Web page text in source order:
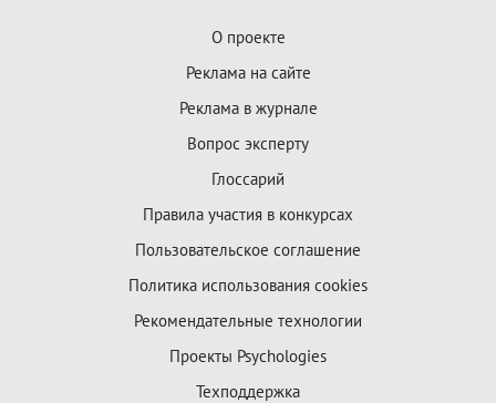
О проекте
Реклама на сайте
Реклама в журнале
Вопрос эксперту
Глоссарий
Правила участия в конкурсах
Пользовательское соглашение
Политика использования cookies
Рекомендательные технологии
Проекты Psychologies
Техподдержка